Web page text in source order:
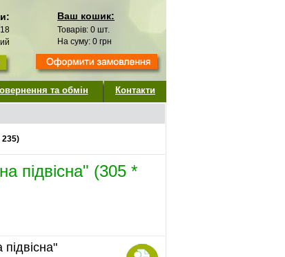
Ваш кошик:
Товарів: 0 шт.
На суму: 0 грн
та обмін Контакти
235)
підвісна" (305 *